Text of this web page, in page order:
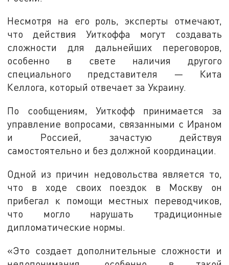
Несмотря на его роль, эксперты отмечают,
что действия Уиткоффа могут создавать
сложности для дальнейших переговоров,
особенно в свете наличия другого
специального представителя — Кита
Келлога, который отвечает за Украину.
По сообщениям, Уиткофф принимается за
управление вопросами, связанными с Ираном
и Россией, зачастую действуя
самостоятельно и без должной координации.
Одной из причин недовольства является то,
что в ходе своих поездок в Москву он
прибегал к помощи местных переводчиков,
что могло нарушать традиционные
дипломатические нормы.
«Это создает дополнительные сложности и